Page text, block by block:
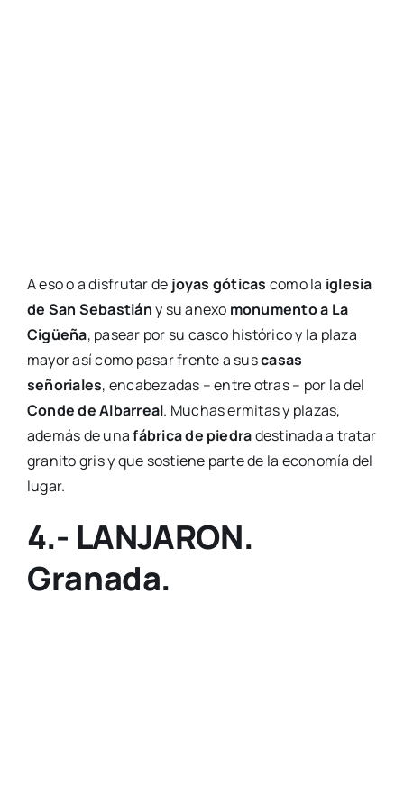
A eso o a disfrutar de joyas góticas como la iglesia
de San Sebastiány su anexo monumento a La
Cigüeña, pasear por su casco histórico y la plaza
mayor así como pasar frente a suscasas
señoriales, encabezadas – entre otras – por la del
Conde de Albarreal. Muchas ermitas y plazas,
además de unafábrica de piedradestinada a tratar
granito gris y que sostiene parte de la economía del
lugar.
4.- LANJARON.
Granada.